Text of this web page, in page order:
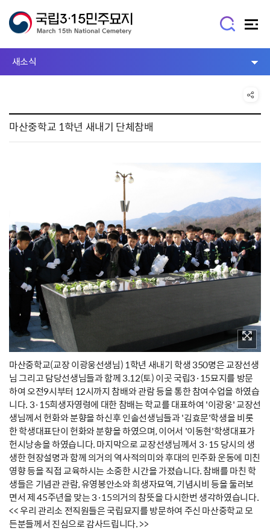
새소식
마산중학교 1학년 새내기 단체참배
마산중학교(교장 이광웅선생님) 1학년 새내기 학생 350명은 교장선생
님 그리고 담당선생님들과 함께 3.12(토) 이곳 국립3·15묘지를 방문
하여 오전9시부터 12시까지 참배와 관람 등을 통한 참여수업을 하였습
니다. 3·15희생자영령에 대한 참배는 학교를 대표하여 '이광웅' 교장선
생님께서 헌화와 분향을 하신후 인솔선생님들과 '김효문'학생을 비롯
한 학생대표단이 헌화와 분향을 하였으며, 이어서 '이동현'학생대표가
헌시낭송을 하였습니다. 마지막으로 교장선생님께서 3·15 당시의 생
생한 현장설명과 함께 의거의 역사적의미와 후대의 민주화 운동에 미친
영향 등을 직접 교육하시는 소중한 시간을 가졌습니다. 참배를 마친 학
생들은 기념관 관람, 유영봉안소와 희생자묘역, 기념시비 등을 둘러보
면서 제 45주년을 맞는 3·15의거의 참뜻을 다시한번 생각하였습니다.
<< 우리 관리소 전직원들은 국립묘지를 방문하여 주신 마산중학교 모
든분들께서 진심으로 감사드립니다. >>